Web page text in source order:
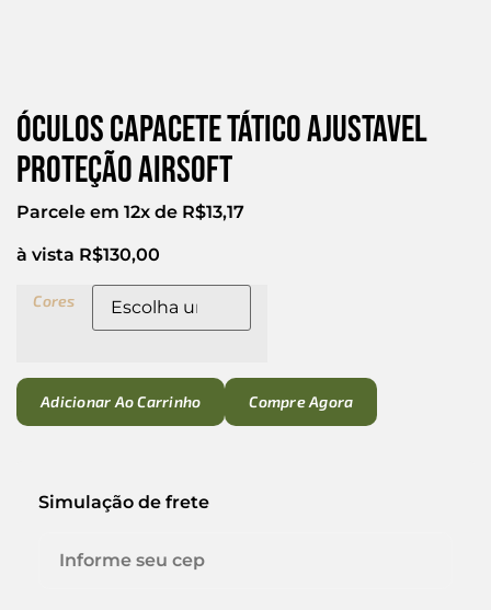
Óculos Capacete Tático Ajustavel
Proteção Airsoft
Parcele em 12x de R$13,17
à vista R$130,00
Cores
Adicionar Ao Carrinho Compre Agora
Simulação de frete